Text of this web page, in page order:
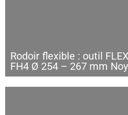
Rodoir flexible : outil
FH4 Ø 254 – 267 mm